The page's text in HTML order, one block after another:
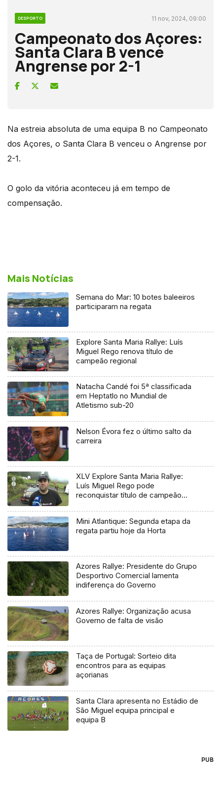
DESPORTO 11 nov, 2024, 09:00
Campeonato dos Açores:
Santa Clara B vence
Angrense por 2-1
Na estreia absoluta de uma equipa B no Campeonato
dos Açores, o Santa Clara B venceu o Angrense por
2-1.
O golo da vitória aconteceu já em tempo de
compensação.
Mais Notícias
Semana do Mar: 10 botes baleeiros
participaram na regata
Explore Santa Maria Rallye: Luís
Miguel Rego renova título de
campeão regional
Natacha Candé foi 5ª classificada
em Heptatlo no Mundial de
Atletismo sub-20
Nelson Évora fez o último salto da
carreira
XLV Explore Santa Maria Rallye:
Luís Miguel Rego pode
reconquistar título de campeão
Mini Atlantique: Segunda etapa da
regata partiu hoje da Horta
Azores Rallye: Presidente do Grupo
Desportivo Comercial lamenta
indiferença do Governo
Azores Rallye: Organização acusa
Governo de falta de visão
Taça de Portugal: Sorteio dita
encontros para as equipas
açorianas
Santa Clara apresenta no Estádio de
São Miguel equipa principal e
equipa B
PUB